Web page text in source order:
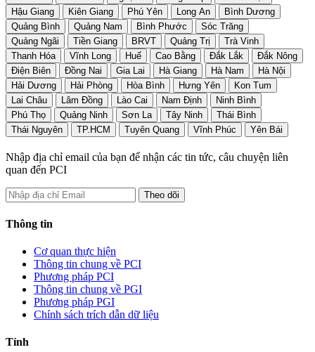
Hậu Giang
Kiên Giang Phú Yên Long An
Bình Dương
Quảng Bình
Quảng Nam Bình Phước
Sóc Trăng
Quảng Ngãi
Tiền Giang BRVT Quảng Trị
Trà Vinh
Thanh Hóa
Vĩnh Long Huế Cao Bằng Đắk Lắk
Đắk Nông
Điện Biên
Đồng Nai Gia Lai Hà Giang Hà Nam
Hà Nội
Hải Dương
Hải Phòng Hòa Bình Hưng Yên
Kon Tum
Lai Châu
Lâm Đồng Lào Cai Nam Định
Ninh Bình
Phú Thọ
Quảng Ninh Sơn La Tây Ninh
Thái Bình
Thái Nguyên
TP.HCM Tuyên Quang Vĩnh Phúc Yên Bái
Nhập địa chỉ email của bạn để nhận các tin tức, câu chuyện liên
quan đến PCI
Thông tin
Cơ quan thực hiện
Thông tin chung về PCI
Phương pháp PCI
Thông tin chung về PGI
Phương pháp PGI
Chính sách trích dẫn dữ liệu
Tỉnh